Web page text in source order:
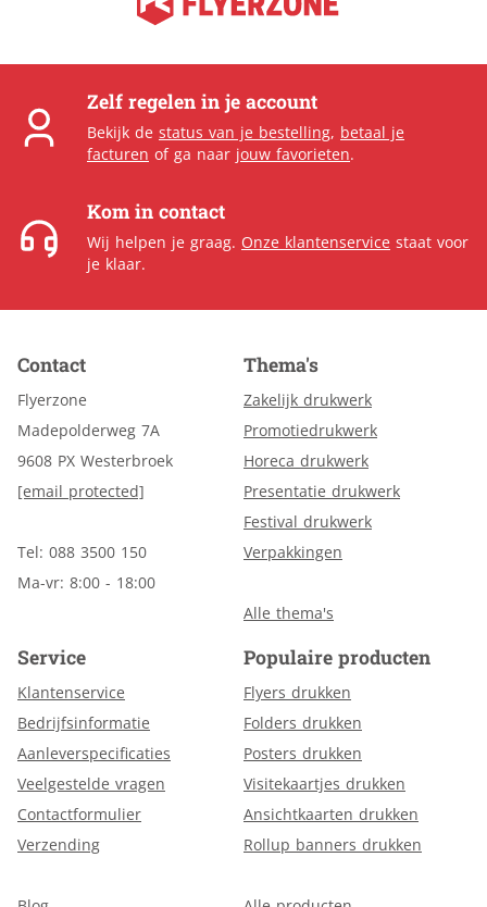
Zelf regelen in je account
Bekijk de status van je bestelling, betaal je
facturen of ga naar jouw favorieten.
Kom in contact
Wij helpen je graag. Onze klantenservice staat voor
je klaar.
Contact
Flyerzone
Madepolderweg 7A
9608 PX Westerbroek
[email protected]
Tel: 088 3500 150
Ma-vr: 8:00 - 18:00
Thema's
Zakelijk drukwerk
Promotiedrukwerk
Horeca drukwerk
Presentatie drukwerk
Festival drukwerk
Verpakkingen
Alle thema's
Service
Klantenservice
Bedrijfsinformatie
Aanleverspecificaties
Veelgestelde vragen
Contactformulier
Verzending
Populaire producten
Flyers drukken
Folders drukken
Posters drukken
Visitekaartjes drukken
Ansichtkaarten drukken
Rollup banners drukken